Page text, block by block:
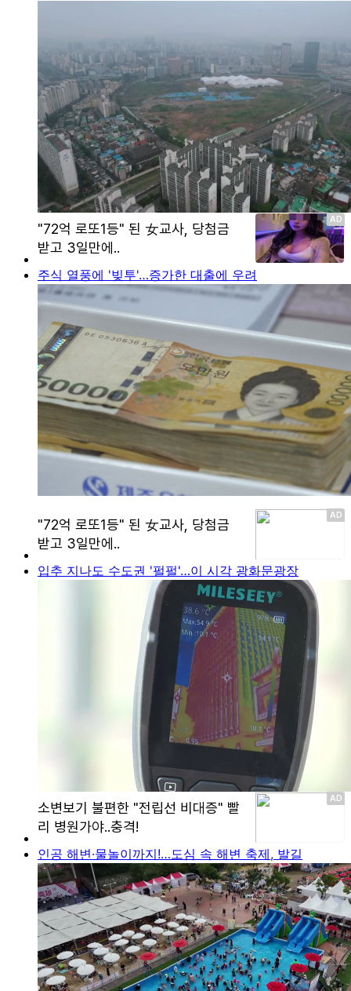
주식 열풍에 '빚투'…증가한 대출에 우려
입추 지나도 수도권 '펄펄'…이 시각 광화문광장
인공 해변·물놀이까지!…도심 속 해변 축제, 발길